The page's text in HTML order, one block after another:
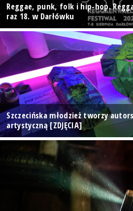
Reggae, punk, folk i hip-hop.
raz 18. w Darłówku
Szczecińska młodzież tworzy
artystyczną [ZDJĘCIA]